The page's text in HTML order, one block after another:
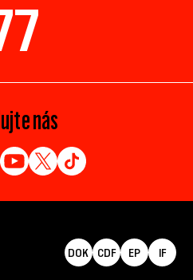
nás
DOK CDF EP IF